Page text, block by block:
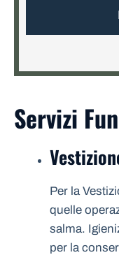
Servizi
Per la
quelle
salma.
per la